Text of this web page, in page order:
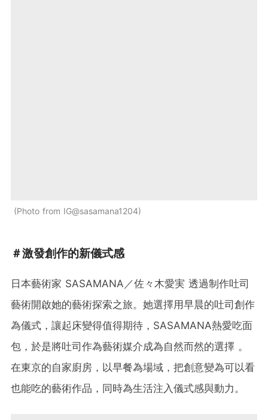
Photo from IG@sasamana1204
＃激發創作的新儀式感
日本藝術家 SASAMANA／佐々木愛実 透過制作吐司
藝術開啟她的藝術探索之旅。她選擇用早晨的吐司創作
為儀式，讓起床變得值得期待，SASAMANA熱愛吃面
包，於是將吐司作為藝術媒介成為自然而然的選擇 。
在東京的自家廚房，以早餐為場域，把創意變為可以看
也能吃的藝術作品，同時為生活注入儀式感與動力。